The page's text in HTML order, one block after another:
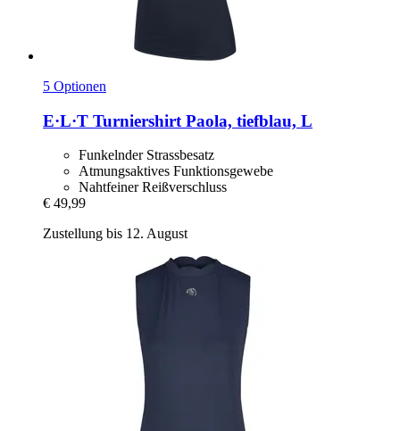
5 Optionen
E·L·T Turniershirt Paola, tiefblau, L
Funkelnder Strassbesatz
Atmungsaktives Funktionsgewebe
Nahtfeiner Reißverschluss
€ 49,99
Zustellung bis 12. August